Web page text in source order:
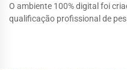
O ambiente 100% digital foi
qualificação profissional de